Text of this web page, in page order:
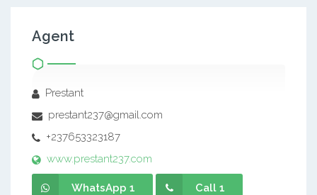
Agent
Prestant
prestant237@gmail.com
+237653323187
www.prestant237.com
WhatsApp 1 Call 1